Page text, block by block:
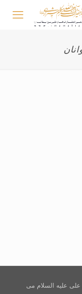
علیه السلام می